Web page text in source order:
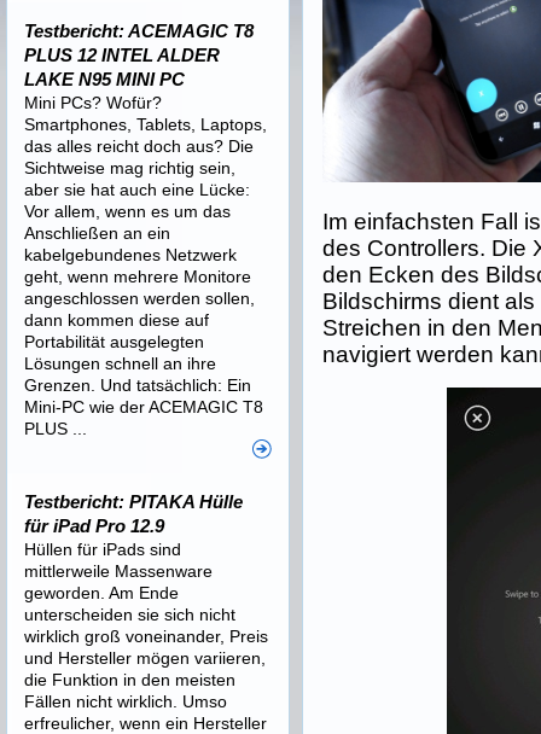
Im einfachsten Fall
des Controllers. Die
den Ecken des
Bildschirms dient
Streichen in den
navigiert werden
Testbericht: ACEMAGIC T8
PLUS 12 INTEL ALDER
LAKE N95 MINI PC
Mini PCs? Wofür?
Smartphones, Tablets, Laptops,
das alles reicht doch aus? Die
Sichtweise mag richtig sein,
aber sie hat auch eine Lücke:
Vor allem, wenn es um das
Anschließen an ein
kabelgebundenes Netzwerk
geht, wenn mehrere Monitore
angeschlossen werden sollen,
dann kommen diese auf
Portabilität ausgelegten
Lösungen schnell an ihre
Grenzen. Und tatsächlich: Ein
Mini-PC wie der ACEMAGIC T8
PLUS ...
Testbericht: PITAKA Hülle
für iPad Pro 12.9
Hüllen für iPads sind
mittlerweile Massenware
geworden. Am Ende
unterscheiden sie sich nicht
wirklich groß voneinander, Preis
und Hersteller mögen variieren,
die Funktion in den meisten
Fällen nicht wirklich. Umso
erfreulicher, wenn ein Hersteller